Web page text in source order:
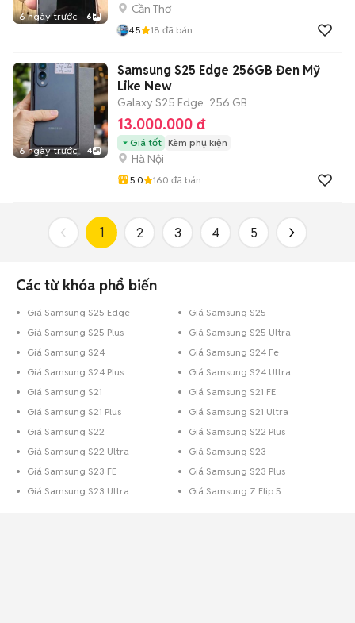
6 ngày trước 6
Cần Thơ
4.5 18 đã bán
6 ngày trước 4
Samsung S25 Edge 256GB Đen Mỹ
Like New
Galaxy S25 Edge 256 GB
13.000.000 đ
Giá tốt Kèm phụ kiện
Hà Nội
5.0 160 đã bán
1 2 3 4 5
Các từ khóa phổ biến
Giá Samsung S25 Edge
Giá Samsung S25
Giá Samsung S25 Plus
Giá Samsung S25 Ultra
Giá Samsung S24
Giá Samsung S24 Fe
Giá Samsung S24 Plus
Giá Samsung S24 Ultra
Giá Samsung S21
Giá Samsung S21 FE
Giá Samsung S21 Plus
Giá Samsung S21 Ultra
Giá Samsung S22
Giá Samsung S22 Plus
Giá Samsung S22 Ultra
Giá Samsung S23
Giá Samsung S23 FE
Giá Samsung S23 Plus
Giá Samsung S23 Ultra
Giá Samsung Z Flip 5